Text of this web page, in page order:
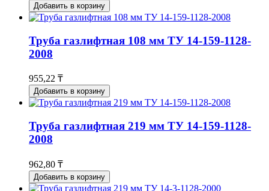
Добавить в корзину
Труба газлифтная 108 мм ТУ 14-159-1128-
2008
955,22 ₸
Добавить в корзину
Труба газлифтная 219 мм ТУ 14-159-1128-
2008
962,80 ₸
Добавить в корзину